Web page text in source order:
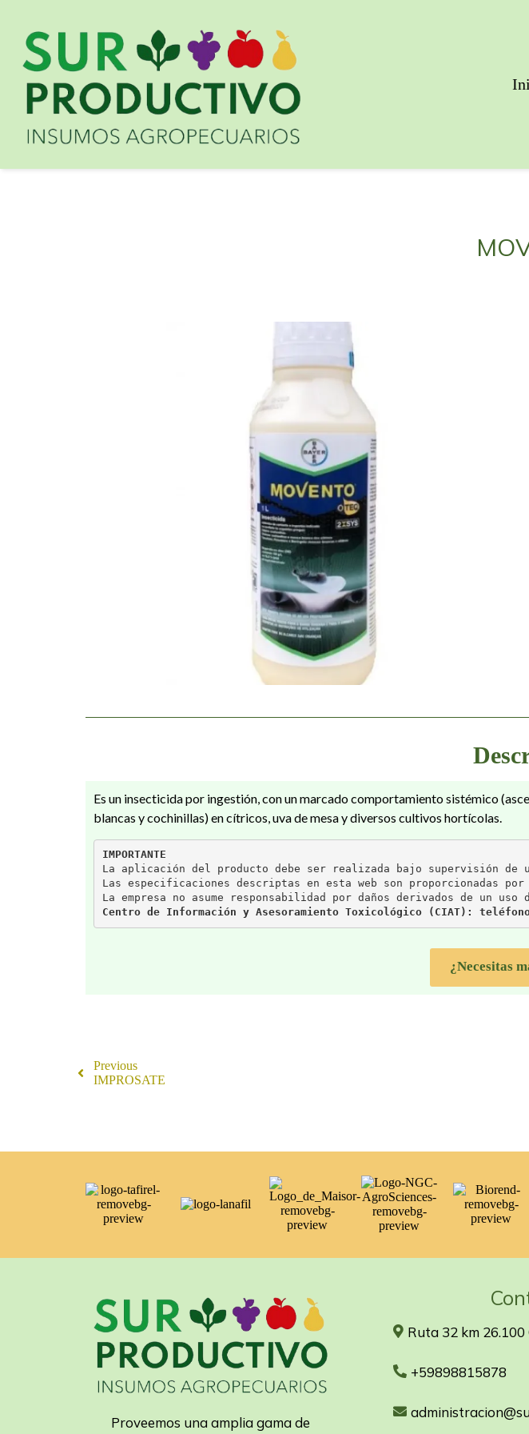
Es un insecticida por ingestión, con un marcado comportamiento sistémico
blancas y cochinillas) en cítricos, uva de mesa y diversos cultivos hortícolas.
IMPORTANTE
La aplicación del producto debe ser realizada bajo supervisión de
Las especificaciones descriptas en esta web son proporcionadas
La empresa no asume responsabilidad por daños derivados de
Centro de Información y Asesoramiento Toxicológico (CIAT):
¿Necesitas
Previous
IMPROSATE
Proveemos una amplia gama de
Ruta 32 km 26.100
+59898815878